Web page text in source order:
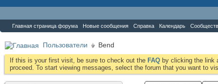
Главная страница форума Новые сообщения Справка Календарь
Пользователи Bend
If this is your first visit, be sure to check out the FAQ by clicking the link
proceed. To start viewing messages, select the forum that you want to